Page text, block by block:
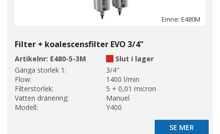
Emne: E480M
Filter + koalescensfilter EVO 3/4"
Artikelnr: E480-5-3M
Slut i lager
Gänga storlek 1:
3/4"
Flow:
1400 l/min
Filterstorlek:
5 + 0,01 micron
Vatten dränering:
Manuel
Modell:
Y400
SE MER
SE MER